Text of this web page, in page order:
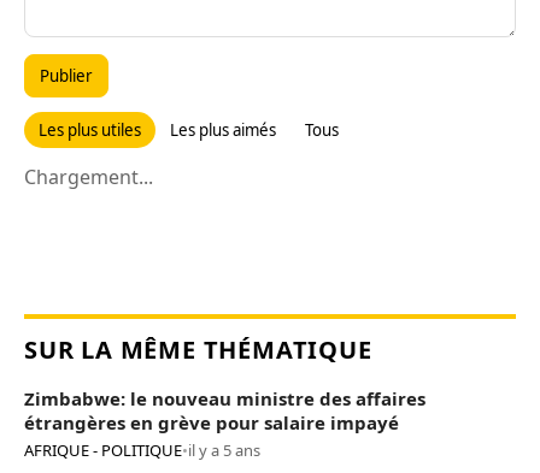
Publier
Les plus utiles Les plus aimés Tous
Chargement...
SUR LA MÊME THÉMATIQUE
Zimbabwe: le nouveau ministre des affaires
étrangères en grève pour salaire impayé
AFRIQUE - POLITIQUE•il y a 5 ans